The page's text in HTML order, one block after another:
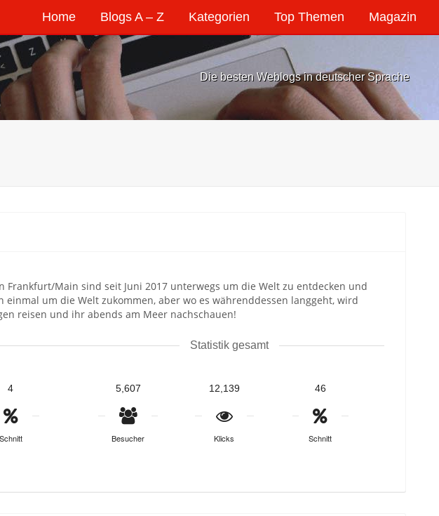
Home Blogs A – Z Kategorien Top Themen Magazin
Die besten Weblogs in deutscher Sprache
Frankfurt/Main sind seit Juni 2017 unterwegs um die Welt zu entdecken und
um die Welt zukommen, aber wo es währenddessen langgeht, wird
reisen und ihr abends am Meer nachschauen!
4
Schnitt
Statistik gesamt
5,607
Besucher
12,139
Klicks
46
Schnitt